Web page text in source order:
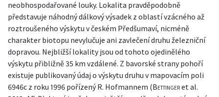
neobhospodařované louky. Lokalita pravděpodobně
představuje náhodný dálkový výsadek z oblastí vzácného až
roztroušeného výskytu v českém Předšumaví, nicméně
charakter biotopu nevylučuje ani zavlečení druhu železniční
dopravou. Nejbližší lokality jsou od tohoto ojedinělého
výskytu přibližně 35 km vzdálené. Z bavorské strany pohoří
existuje publikovaný údaj o výskytu druhu v mapovacím poli
6946c z roku 1996 pořízený R. Hofmannem (Bettingeret al.